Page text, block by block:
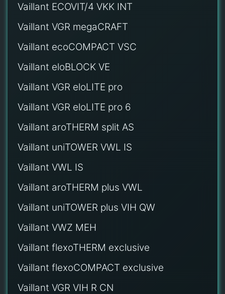
Vaillant ECOVIT/4 VKK INT
Vaillant VGR megaCRAFT
Vaillant ecoCOMPACT VSC
Vaillant eloBLOCK VE
Vaillant VGR eloLITE pro
Vaillant VGR eloLITE pro 6
Vaillant aroTHERM split AS
Vaillant uniTOWER VWL IS
Vaillant VWL IS
Vaillant aroTHERM plus VWL
Vaillant uniTOWER plus VIH QW
Vaillant VWZ MEH
Vaillant flexoTHERM exclusive
Vaillant flexoCOMPACT exclusive
Vaillant VGR VIH R CN